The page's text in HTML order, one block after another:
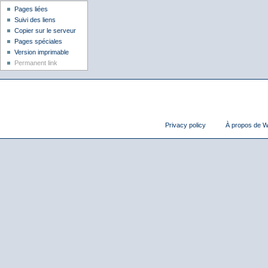
Pages liées
Suivi des liens
Copier sur le serveur
Pages spéciales
Version imprimable
Permanent link
Privacy policy À propos de